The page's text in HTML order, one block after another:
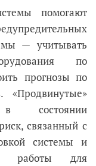
помогают
— учитывать
по
прогнозы по
«Продвинутые»
состоянии
связанный с
системы и
работы для